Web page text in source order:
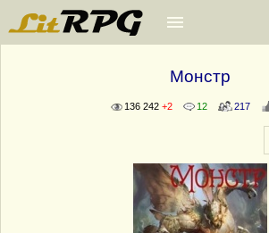
Монстр
136 242 +2 12 217